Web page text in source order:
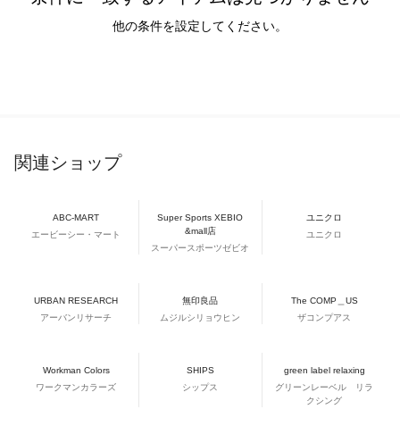
他の条件を設定してください。
関連ショップ
ABC-MART
エービーシー・マート
Super Sports XEBIO
&mall店
スーパースポーツゼビオ
ユニクロ
ユニクロ
URBAN RESEARCH
アーバンリサーチ
無印良品
ムジルシリョウヒン
The COMP＿US
ザコンプアス
Workman Colors
ワークマンカラーズ
SHIPS
シップス
green label relaxing
グリーンレーベル リラ
クシング